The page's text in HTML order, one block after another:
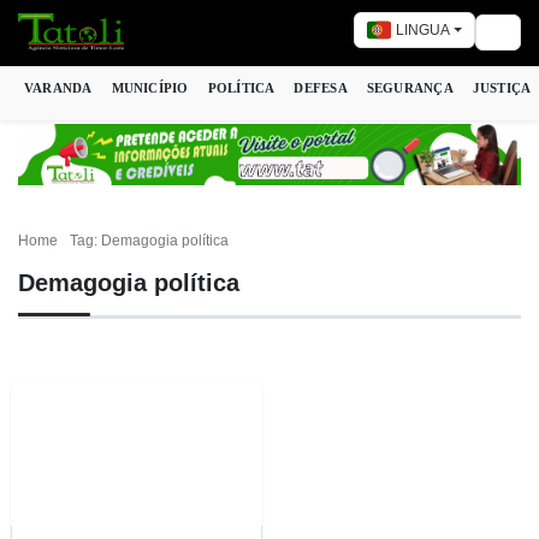
LINGUA
VARANDA MUNICÍPIO POLÍTICA DEFESA SEGURANÇA JUSTIÇA
Home Tag: Demagogia política
Demagogia política